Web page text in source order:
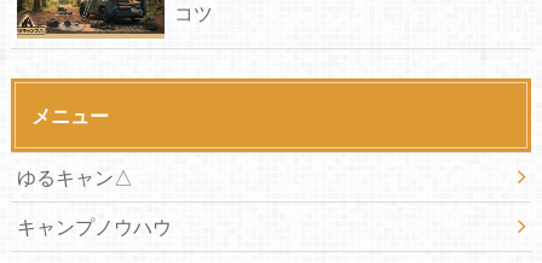
コツ
メニュー
ゆるキャン△
キャンプノウハウ